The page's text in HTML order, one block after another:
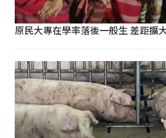
原民大專在學率落後一般生 差距擴